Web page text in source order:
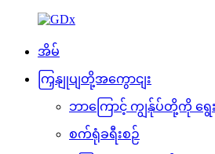
အိမ်
ကြှနျုပျတို့အကွောငျး
ဘာကြောင့် ကျွန်ုပ်တို့ကို ရွ
စက်ရုံခရီးစဉ်